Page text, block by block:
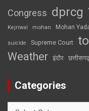
Congress dprcg
Kejriwal mohan Mohan
suicide Supreme Court
Weather इंदौर
Categories